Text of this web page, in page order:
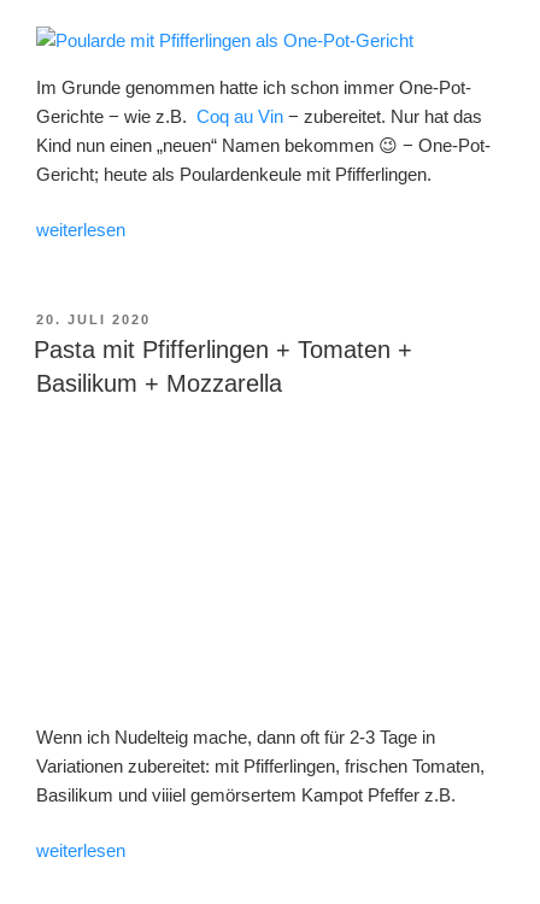
Im Grunde genommen hatte ich schon immer One-Pot-
Gerichte − wie z.B. Coq au Vin − zubereitet. Nur hat das
Kind nun einen „neuen“ Namen bekommen 😉 − One-Pot-
Gericht; heute als Poulardenkeule mit Pfifferlingen.
„Poulardenkeule
als
One-
Pot-
weiterlesen
VERÖFFENTLICHT
AM
20. JULI 2020
Pasta mit Pfifferlingen + Tomaten +
Basilikum + Mozzarella
Wenn ich Nudelteig mache, dann oft für 2-3 Tage in
Variationen zubereitet: mit Pfifferlingen, frischen Tomaten,
Basilikum und viiiel gemörsertem Kampot Pfeffer z.B.
„Pasta
weiterlesen